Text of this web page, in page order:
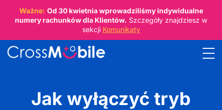
Ważne: Od 30 kwietniawprowadziliśmy indywidualne
numery rachunków dla Klientów. Szczegóły znajdziesz w
sekcji Komunikaty
Jak wyłączyć tryb